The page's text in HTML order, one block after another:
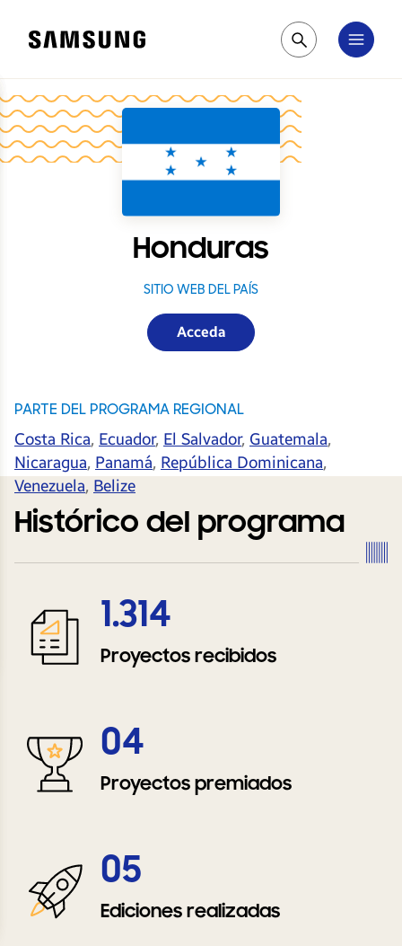
Samsung Pesquisar
Honduras
SITIO WEB DEL PAÍS
Acceda
PARTE DEL PROGRAMA REGIONAL
Costa Rica, Ecuador, El Salvador, Guatemala,
Nicaragua, Panamá, República Dominicana,
Venezuela, Belize
Histórico del programa
1.314
Proyectos recibidos
04
Proyectos premiados
05
Ediciones realizadas